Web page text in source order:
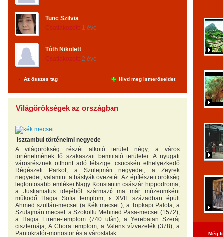
Tunc Szilvia
Csatlakozott: 1 éve
Tóth Nikolett
Csatlakozott: 2 éve
Az összes tag Hívd meg ismerőseidet
Világörökségek az országban
Isztambul történelmi negyede
A világörökség részét alkotó terület négy, a város
történelmének fő szakaszait bemutató területei. A nyugati
városrésznek otthont adó félsziget csücskén elhelyezkedő
Régészeti Parkot, a Szulejmán negyedet, a Zeyrek
negyedet, valamint a bástyák övezetét. Az építészeti örökség
legfontosabb emlékei Nagy Konstantin császár hippodroma,
a Justianiatus idejéből származó ma már múzeumként
működő Hagia Sofia templom, a XVII. században épült
Ahmed szultán-mecset (a Kék mecset ), a Topkapi Palota, a
Szulajmán mecset a Szokollu Mehmed Pasa-mecset (1572),
a Hagia Eirene-templom (740 után), a Yerebatan Szeráj
ciszternája, A Chora templom, a Valens vízvezeték (378), a
Pantokratór-monostor és a városfalak.
Még